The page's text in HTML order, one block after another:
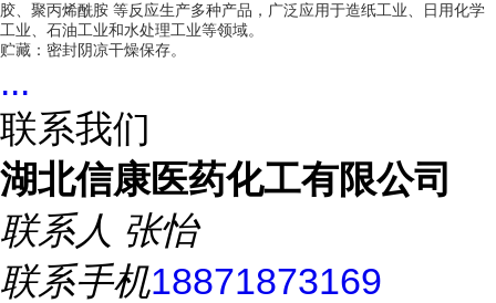
胶、聚丙烯酰胺 等反应生产多种产品，广泛应用于造纸工业、日用化学
工业、石油工业和水处理工业等领域。
贮藏：密封阴凉干燥保存。
...
联系我们
湖北信康医药化工有限公司
联系人 张怡
联系手机18871873169